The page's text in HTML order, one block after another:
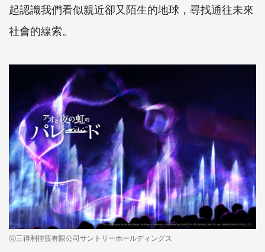
起認識我們看似親近卻又陌生的地球，尋找通往未來
社會的線索。
ⓒ三得利控股有限公司サントリーホールディングス